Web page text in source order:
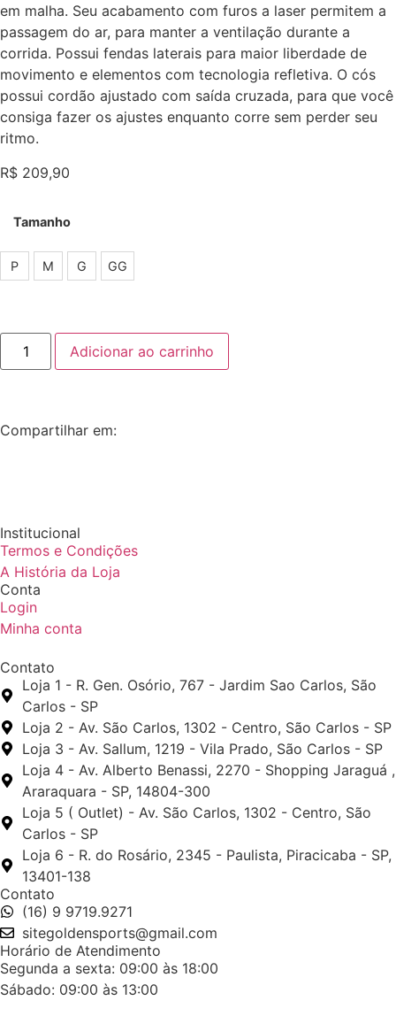
em malha. Seu acabamento com furos a laser permitem a
passagem do ar, para manter a ventilação durante a
corrida. Possui fendas laterais para maior liberdade de
movimento e elementos com tecnologia refletiva. O cós
possui cordão ajustado com saída cruzada, para que você
consiga fazer os ajustes enquanto corre sem perder seu
ritmo.
R$ 209,90
Tamanho
P M G GG
Adicionar ao carrinho
Compartilhar em:
Institucional
Termos e Condições
A História da Loja
Conta
Login
Minha conta
Contato
Loja 1 - R. Gen. Osório, 767 - Jardim Sao Carlos, São
Carlos - SP
Loja 2 - Av. São Carlos, 1302 - Centro, São Carlos - SP
Loja 3 - Av. Sallum, 1219 - Vila Prado, São Carlos - SP
Loja 4 - Av. Alberto Benassi, 2270 - Shopping Jaraguá ,
Araraquara - SP, 14804-300
Loja 5 ( Outlet) - Av. São Carlos, 1302 - Centro, São
Carlos - SP
Loja 6 - R. do Rosário, 2345 - Paulista, Piracicaba - SP,
13401-138
Contato
(16) 9 9719.9271
sitegoldensports@gmail.com
Horário de Atendimento
Segunda a sexta: 09:00 às 18:00
Sábado: 09:00 às 13:00